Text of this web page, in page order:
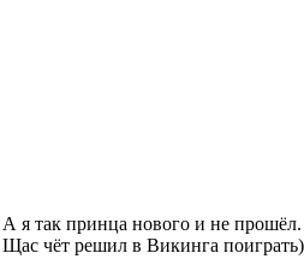
А я так принца нового и не прошёл.
Щас чёт решил в Викинга поиграть)